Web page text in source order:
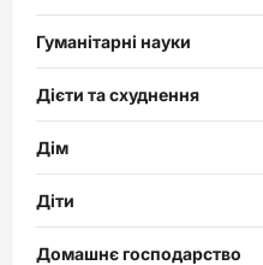
Гуманітарні науки
Дієти та схуднення
Дім
Діти
Домашнє господарство